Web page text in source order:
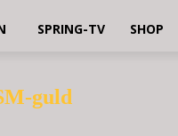
SPRING-TV SHOP
guld